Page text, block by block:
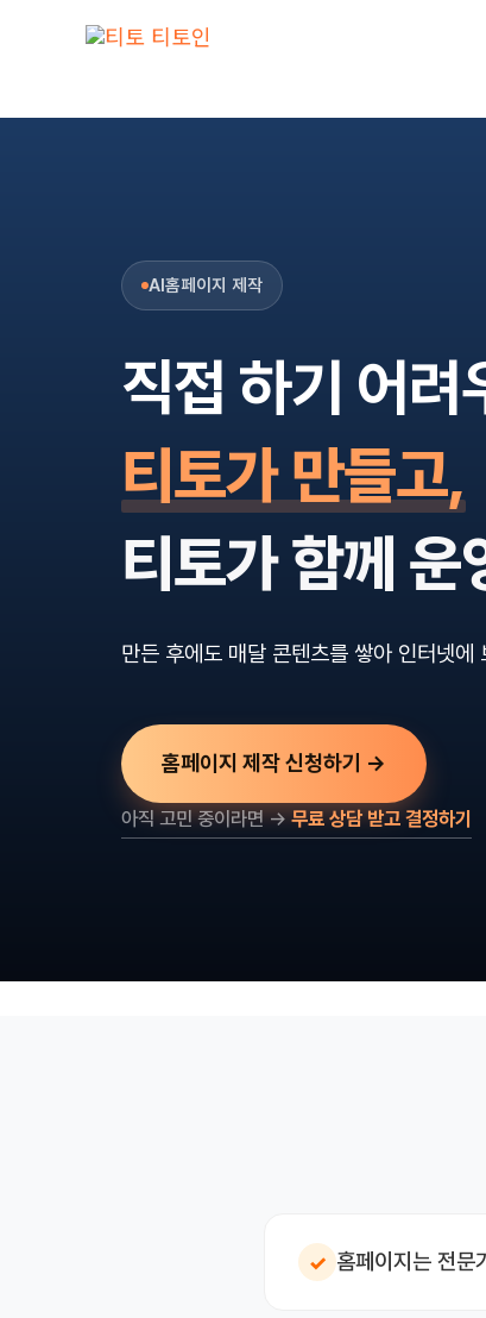
AI홈페이지 제작
직접 하기 어려
티토가 만들고,
티토가 함께 운
만든 후에도 매달 콘텐츠를 쌓아 인터넷에
홈페이지 제작 신청하기 →
아직 고민 중이라면 →무료 상담 받고 결정하기
✓ 홈페이지는 전문